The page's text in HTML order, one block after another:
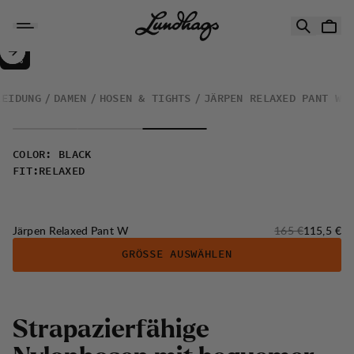
Järpen Relaxed Pant W
VERKAUF
30%
DAMEN HOSEN & TIGHTS JÄRPEN RELAXED PANT W
COLOR :
BLACK
FIT: RELAXED
Järpen Relaxed Pant W Originalpreis:
165 €115,5 €
GRÖSSE AUSWÄHLEN
Strapazierfähige